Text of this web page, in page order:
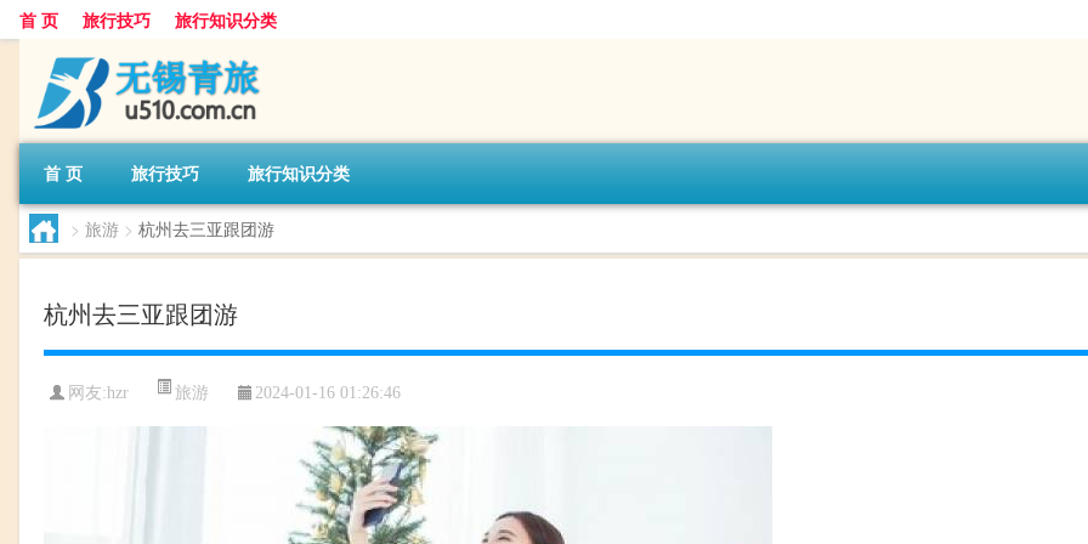
首 页 旅行技巧 旅行知识分类
首 页 旅行技巧 旅行知识分类
> 旅游 > 杭州去三亚跟团游
杭州去三亚跟团游
网友:hzr 旅游 2024-01-16 01:26:46